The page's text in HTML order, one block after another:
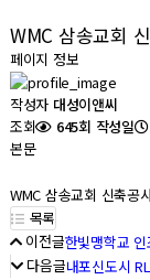
WMC 삼송교회
페이지 정보
작성자 대성이앤씨
조회
645회 작성일
본문
WMC 삼송교회 신축공
목록
이전글한빛맹학교
다음글내포신도시